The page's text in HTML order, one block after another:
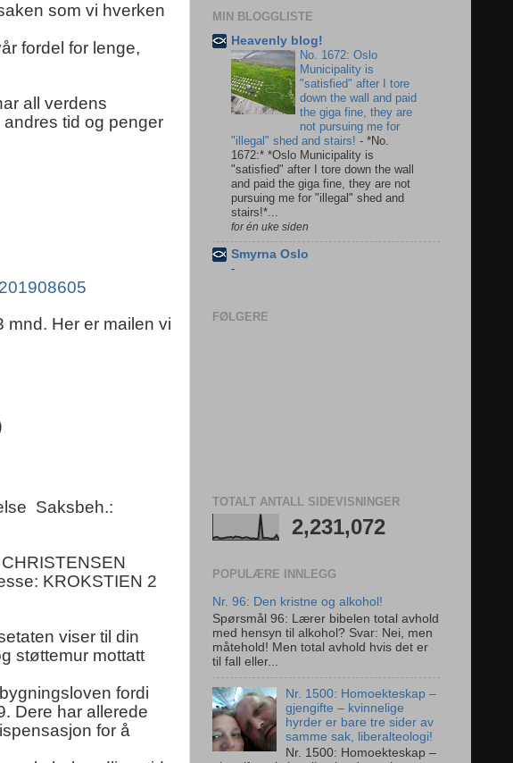
som vi hverken
fordel for lenge,
all verdens
tid og penger
mnd. Her er mailen vi
Saksbeh.:
KROKSTIEN 2
viser til din
støttemur mottatt
fordi
Dere har allerede
for å
MIN BLOGGLISTE
Heavenly blog!
No. 1672: Oslo
Municipality is
"satisfied" after I tore
down the wall and paid
the giga fine, they are
not pursuing me for
"illegal" shed and stairs! - *No.
1672:* *Oslo Municipality is
"satisfied" after I tore down the wall
and paid the giga fine, they are not
pursuing me for "illegal" shed and
stairs!*...
for én uke siden
Smyrna Oslo
-
FØLGERE
TOTALT ANTALL SIDEVISNINGER
2,231,072
POPULÆRE INNLEGG
Nr. 96: Den kristne og alkohol!
Spørsmål 96: Lærer bibelen total avhold
med hensyn til alkohol? Svar: Nei, men
måtehold! Men total avhold hvis det er
til fall eller...
Nr. 1500: Homoekteskap –
gjengifte – kvinnelige
hyrder er bare tre sider av
samme sak, liberalteologi!
Nr. 1500: Homoekteskap –